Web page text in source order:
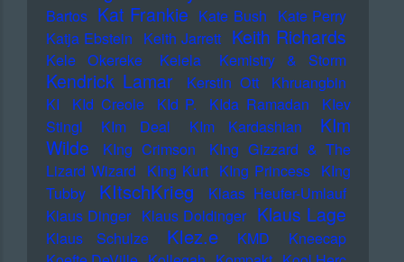
Bartos Kat Frankie Kate Bush Kate Perry
Katja Ebstein Keith Jarrett Keith Richards
Kele Okereke Kelela Kemistry & Storm
Kendrick Lamar Kerstin Ott
Khruangbin
KI
KId Creole KId P. KIda Ramadan
KIev
Stingl
KIm Deal KIm Kardashian
KIm
Wilde
KIng Crimson
KIng Gizzard & The
Lizard Wizard KIng Kurt KIng Princess KIng
Tubby
KItschKrieg
Klaas Heufer-Umlauf
Klaus Dinger Klaus Doldinger Klaus Lage
Klaus Schulze Klez.e KMD
Kneecap